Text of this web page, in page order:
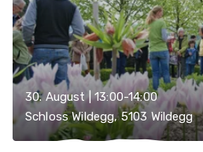
30. August | 13:00-14:00
Schloss Wildegg, 5103 Wildegg